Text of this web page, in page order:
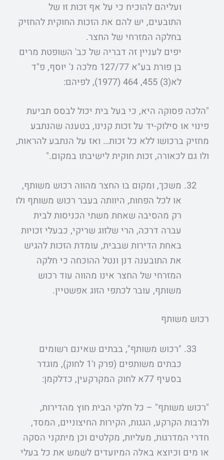
ועליהם להוכיח כי על אף זכות זו של
התובעים, יש להם את הזכות החוקית להחזיק
בחלקה המזרחי של החצר.
יפים לעניין זה דבריה של כב' השופטת מרים
בן פורת בע"א 127/77 מלכה נ' יוסף, פ"ד
לא(3) 455, 464 (1977), לפיהם:
"הלכה פסוקה היא, כי בעל בית יכול לבסס תביעת
פינוי או סילוק-יד על זכות קנינו, בטענה שהנתבע
מחזיק ברכושו ללא כל זכות… ואז על הנתבע להראות,
ולו גם לכאורה, זכות חוקית לישיבתו במקום."
משכך, ומקום בו החצר מהווה רכוש משותף,
או לכל הפחות, היוותה בעבר רכוש משותף ולו
רק מהסיבה שאחת משתי הכניסות לבית
עברה דרכה, הרי שלזוג שריקי, כבעלי זכויות
באחת הדירות שבבית, עומדת הזכות להגיש
את התובענה דנן ונטל ההוכחה כי חלקה
המזרחי של החצר אינו מהווה עוד רכוש
משותף, עובר לכתפי הזוג אפשטיין.
רכוש משותף
"רכוש משותף", בבתים שאינם רשומים
כבתים משותפים (פרק ו'1 לחוק), מוגדר
בסעיף 77א לחוק המקרקעין, כדלקמן:
"רכוש משותף" – כל חלקי הבית חוץ מהדירות,
ולרבות הקרקע, הגגות, הקירות החיצוניים, המסד,
חדרי המדרגות, מעליות, מקלטים וכן מיתקני הסקה
או מים וכיוצא באלה המיועדים לשמש את כל בעלי